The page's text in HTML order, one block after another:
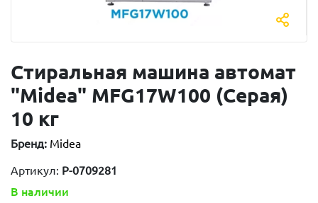
Стиральная машина автомат
"Midea" MFG17W100 (Серая)
10 кг
Бренд: Midea
Артикул: P-0709281
В наличии